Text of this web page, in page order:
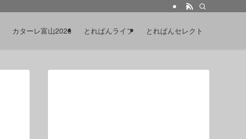
カターレ富山2026 とれぱんライフ とれぱんセレクト